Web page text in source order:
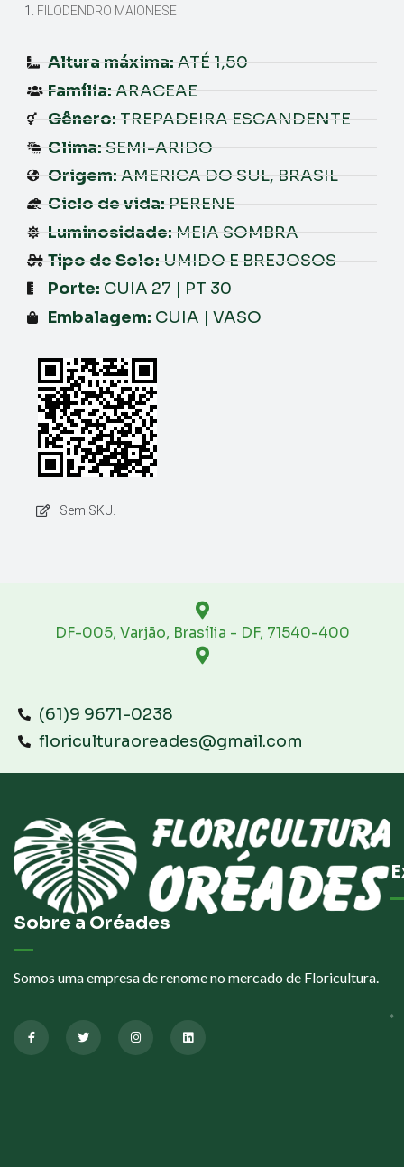
FILODENDRO MAIONESE
Altura máxima: ATÉ 1,50
Família: ARACEAE
Gênero: TREPADEIRA ESCANDENTE
Clima: SEMI-ARIDO
Origem: AMERICA DO SUL, BRASIL
Ciclo de vida: PERENE
Luminosidade: MEIA SOMBRA
Tipo de Solo: UMIDO E BREJOSOS
Porte: CUIA 27 | PT 30
Embalagem: CUIA | VASO
Sem SKU.
DF-005, Varjão, Brasília - DF, 71540-400
(61)9 9671-0238
floriculturaoreades@gmail.com
Sobre a Oréades
Somos uma empresa de renome no mercado de Floricultura.